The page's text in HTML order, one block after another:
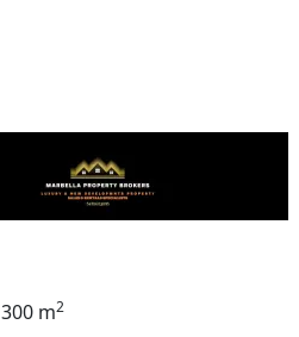
300 m2